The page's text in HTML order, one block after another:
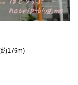
176m)